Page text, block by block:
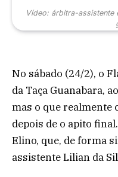
Vídeo: árbitra-assistente
No sábado (24/2), o
da Taça Guanabara,
mas o que realmente
depois de o apito
Elino, que, de forma
assistente Lilian da